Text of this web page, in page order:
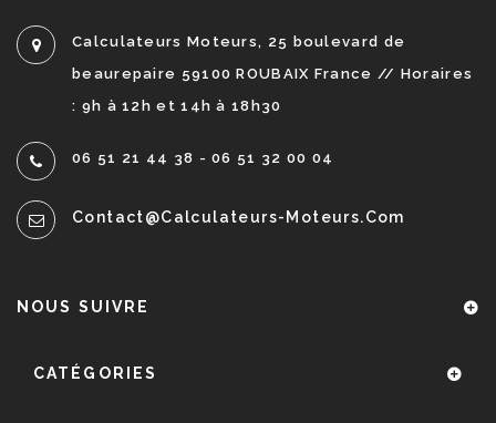
Calculateurs Moteurs, 25 boulevard de
beaurepaire 59100 ROUBAIX France // Horaires
: 9h à 12h et 14h à 18h30
06 51 21 44 38 - 06 51 32 00 04
Contact@calculateurs-Moteurs.com
NOUS SUIVRE
CATÉGORIES